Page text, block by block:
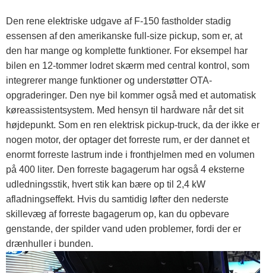
Den rene elektriske udgave af F-150 fastholder stadig
essensen af ​​den amerikanske full-size pickup, som er, at
den har mange og komplette funktioner. For eksempel har
bilen en 12-tommer lodret skærm med central kontrol, som
integrerer mange funktioner og understøtter OTA-
opgraderinger. Den nye bil kommer også med et automatisk
køreassistentsystem. Med hensyn til hardware når det sit
højdepunkt. Som en ren elektrisk pickup-truck, da der ikke er
nogen motor, der optager det forreste rum, er der dannet et
enormt forreste lastrum inde i fronthjelmen med en volumen
på 400 liter. Den forreste bagagerum har også 4 eksterne
udledningsstik, hvert stik kan bære op til 2,4 kW
afladningseffekt. Hvis du samtidig løfter den nederste
skillevæg af forreste bagagerum op, kan du opbevare
genstande, der spilder vand uden problemer, fordi der er
drænhuller i bunden.